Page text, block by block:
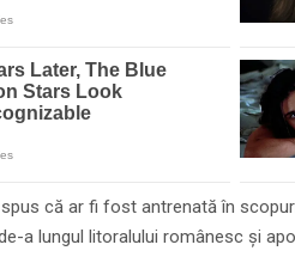
că ar fi fost antrenată în
a lungul litoralului românesc şi